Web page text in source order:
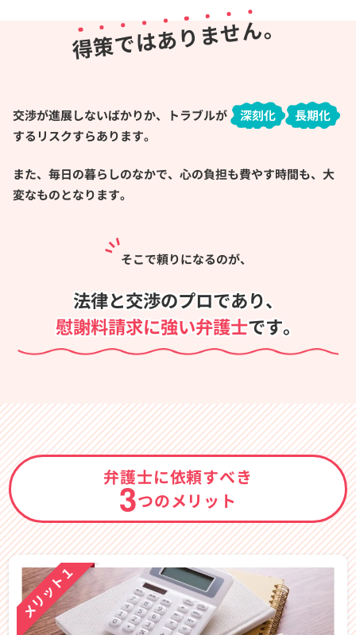
得策ではあり ません。
交渉が進展しないばかりか、トラブルが 深刻化
長期化
するリスクすらあります。
また、毎日の暮らしのなかで、心の負担も費やす時間も、大
変なものとなります。
そこで頼りになるのが、
法律と交渉のプロであり、
慰謝料請求に強い弁護士です。
弁護士に依頼すべき
3つのメリット
メリット１